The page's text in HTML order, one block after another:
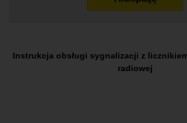
Instrukcja obsługi sygnalizacji z
radiowej